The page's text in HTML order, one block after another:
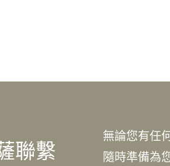
聯繫
無論您有任
隨時準備為